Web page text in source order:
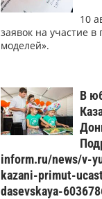
10
заявок на участие
моделей».
В
inform.ru/news/v-
kazani-primut-
dasevskaya-